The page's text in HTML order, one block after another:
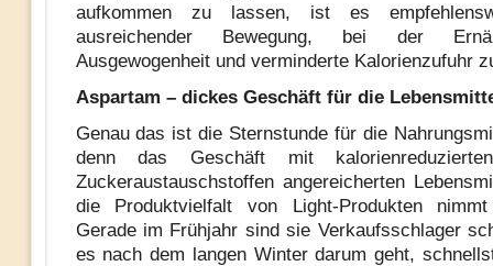
aufkommen zu lassen, ist es
ausreichender Bewegung, bei der
Ausgewogenheit und verminderte Kalorienzufuhr
Aspartam – dickes Geschäft für die
Genau das ist die Sternstunde für die
denn das Geschäft mit
Zuckeraustauschstoffen angereicherten
die Produktvielfalt von Light-Produkten
Gerade im Frühjahr sind sie Verkaufsschlager
es nach dem langen Winter darum geht,